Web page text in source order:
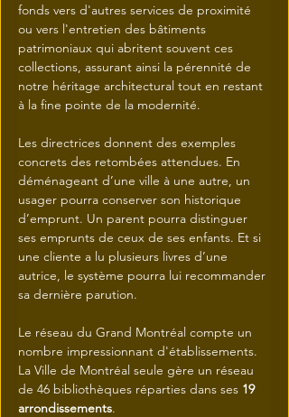
fonds vers d'autres services de proximité
ou vers l'entretien des bâtiments
patrimoniaux qui abritent souvent ces
collections, assurant ainsi la pérennité de
notre héritage architectural tout en restant
à la fine pointe de la modernité.
Les directrices donnent des exemples
concrets des retombées attendues. En
déménageant d’une ville à une autre, un
usager pourra conserver son historique
d’emprunt. Un parent pourra distinguer
ses emprunts de ceux de ses enfants. Et si
une cliente a lu plusieurs livres d’une
autrice, le système pourra lui recommander
sa dernière parution.
Le réseau du Grand Montréal compte un
nombre impressionnant d'établissements.
La Ville de Montréal seule gère un réseau
de 46 bibliothèques réparties dans ses 19
arrondissements.